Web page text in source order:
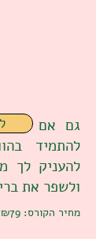
גם אם
להתמיד
להעניק לך
ולשפר את
מחיר הקורס: ₪79